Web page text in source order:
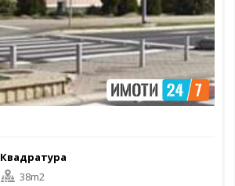
Квадратура
38m2